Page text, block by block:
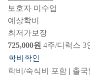
보호자 미수업
예상학비
최저가보장
725,000원 4주/디럭스 3
학비확인
학비/숙식비 포함 | 출